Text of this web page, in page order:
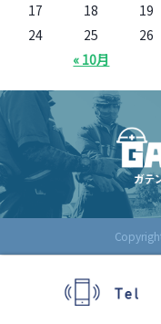
« 10月
17
18 19
24
25 26